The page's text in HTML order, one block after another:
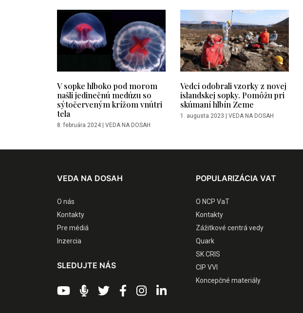
V sopke hlboko pod morom
našli jedinečnú medúzu so
sýtočerveným krížom vnútri
tela
8. februára 2024 | VEDA NA DOSAH
Vedci odobrali vzorky z novej
islandskej sopky. Pomôžu pri
skúmaní hlbín Zeme
1. augusta 2023 | VEDA NA DOSAH
VEDA NA DOSAH
O nás
Kontakty
Pre médiá
Inzercia
SLEDUJTE NÁS
POPULARIZÁCIA VAT
O NCP VaT
Kontakty
Zážitkové centrá vedy
Quark
SK CRIS
CIP VVI
Koncepčné materiály